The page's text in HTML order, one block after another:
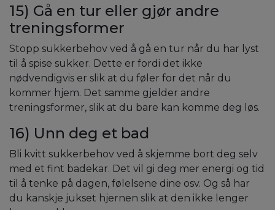
15) Gå en tur eller gjør andre
treningsformer
Stopp sukkerbehov ved å gå en tur når du har lyst
til å spise sukker. Dette er fordi det ikke
nødvendigvis er slik at du føler for det når du
kommer hjem. Det samme gjelder andre
treningsformer, slik at du bare kan komme deg løs.
16) Unn deg et bad
Bli kvitt sukkerbehov ved å skjemme bort deg selv
med et fint badekar. Det vil gi deg mer energi og tid
til å tenke på dagen, følelsene dine osv. Og så har
du kanskje jukset hjernen slik at den ikke lenger